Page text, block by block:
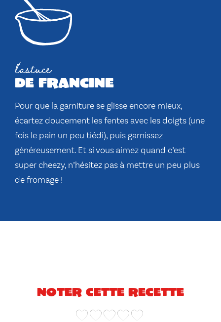
l'astuce
de francine
Pour que la garniture se glisse encore mieux,
écartez doucement les fentes avec les doigts (une
fois le pain un peu tiédi), puis garnissez
généreusement. Et si vous aimez quand c’est
super cheezy, n’hésitez pas à mettre un peu plus
de fromage !
Noter cette recette